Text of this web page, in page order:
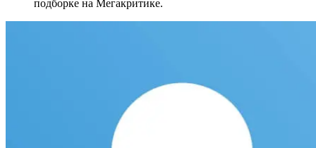
подборке на Мегакритике.